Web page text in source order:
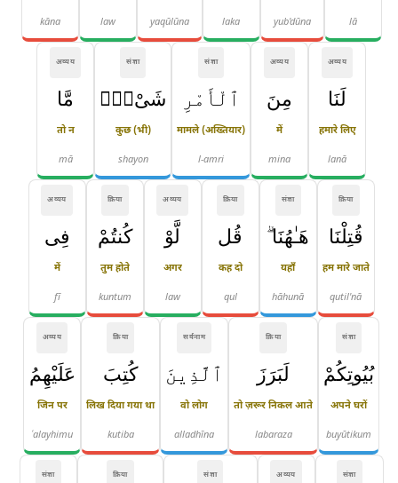
lā
yub'dūna
laka
yaqūlūna
law
kāna
अव्यय
لَنَا
हमारे लिए
lanā
अव्यय
مِنَ
में
mina
संज्ञा
ٱلْأَمْرِ
मामले (अख्तियार)
l-amri
संज्ञा
شَىْءٌۭ
कुछ (भी)
shayon
अव्यय
مَّا
तो न
mā
क्रिया
قُتِلْنَا
हम मारे जाते
qutil'nā
संज्ञा
هَـٰهُنَا ۗ
यहाँ
hāhunā
क्रिया
قُل
कह दो
qul
अव्यय
لَّوْ
अगर
law
क्रिया
كُنتُمْ
तुम होते
kuntum
अव्यय
فِى
में
fī
संज्ञा
بُيُوتِكُمْ
अपने घरों
buyūtikum
क्रिया
لَبَرَزَ
तो ज़रूर निकल आते
labaraza
सर्वनाम
ٱلَّذِينَ
वो लोग
alladhīna
क्रिया
كُتِبَ
लिख दिया गया था
kutiba
अव्यय
عَلَيْهِمُ
जिन पर
ʿalayhimu
संज्ञा
अव्यय
संज्ञा
क्रिया
संज्ञा